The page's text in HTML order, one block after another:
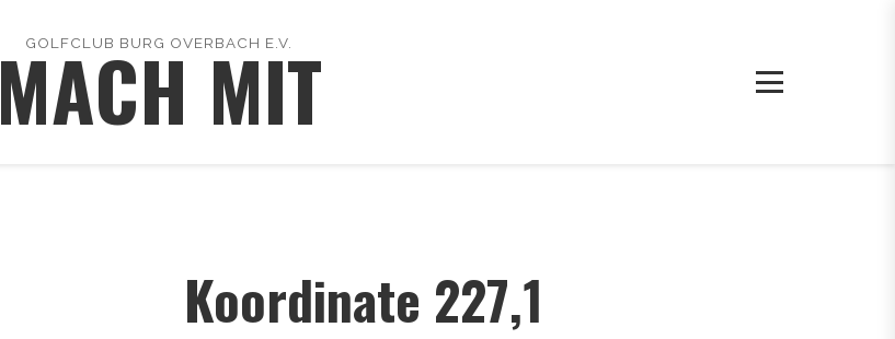
GOLFCLUB BURG OVERBACH E.V.
MACH MIT
Koordinate 227,1